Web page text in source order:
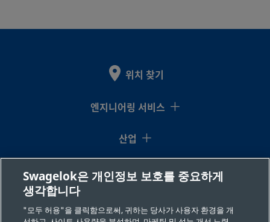
위치 찾기
엔지니어링 서비스
산업
지식센터
Swagelok은 개인정보 보호를 중요하게
생각합니다
"모두 허용"을 클릭함으로써, 귀하는 당사가 사용자 환경을 개